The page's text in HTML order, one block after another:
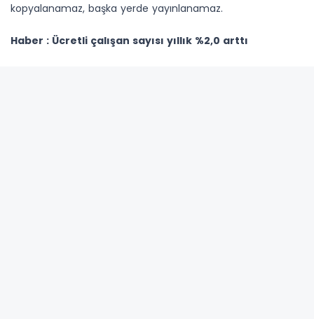
kopyalanamaz, başka yerde yayınlanamaz.
Haber : Ücretli çalışan sayısı yıllık %2,0 arttı